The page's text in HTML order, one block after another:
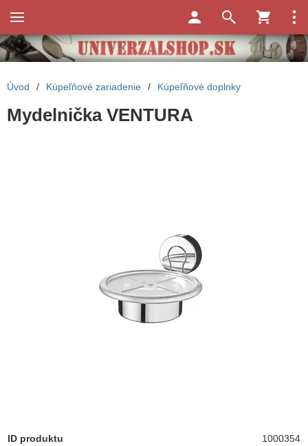
Úvod / Kúpeľňové zariadenie / Kúpeľňové doplnky
Mydelnička VENTURA
ID produktu 1000354